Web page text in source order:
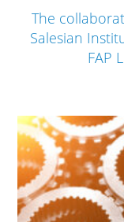
The
Salesian
FAP